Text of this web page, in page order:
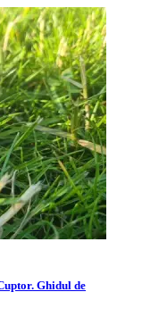
Ghidul de